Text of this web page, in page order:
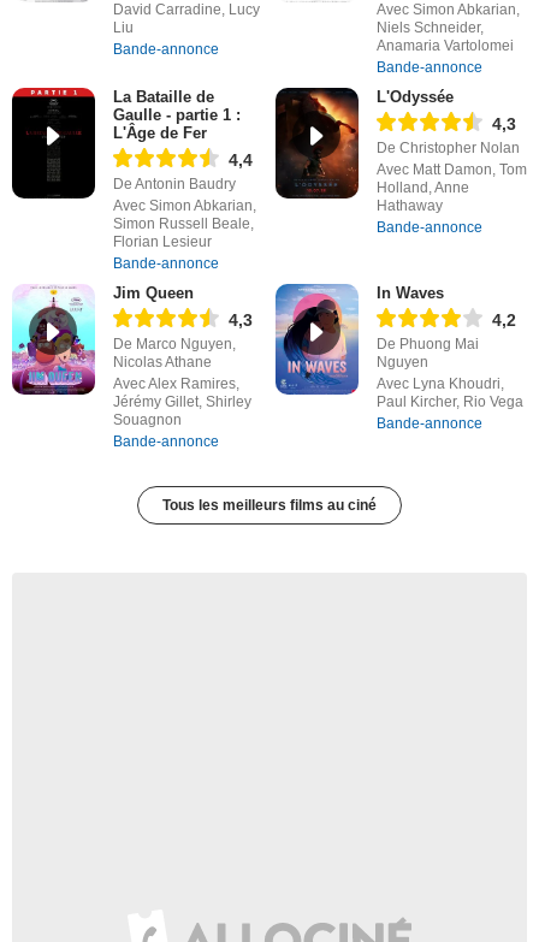
David Carradine, Lucy
Liu
Bande-annonce
Avec Simon Abkarian,
Niels Schneider,
Anamaria Vartolomei
Bande-annonce
La Bataille de
Gaulle - partie 1 :
L'Âge de Fer
4,4
De Antonin Baudry
Avec Simon Abkarian,
Simon Russell Beale,
Florian Lesieur
Bande-annonce
L'Odyssée
4,3
De Christopher Nolan
Avec Matt Damon, Tom
Holland, Anne
Hathaway
Bande-annonce
Jim Queen
4,3
De Marco Nguyen,
Nicolas Athane
Avec Alex Ramires,
Jérémy Gillet, Shirley
Souagnon
Bande-annonce
In Waves
4,2
De Phuong Mai
Nguyen
Avec Lyna Khoudri,
Paul Kircher, Rio Vega
Bande-annonce
Tous les meilleurs films au ciné